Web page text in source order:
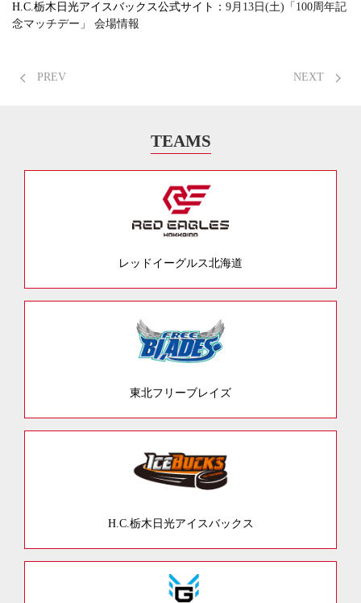
H.C.栃木日光アイスバックス公式サイト： 9月13日(土)「100周年記
念マッチデー」 会場情報
PREV NEXT
TEAMS
レッドイーグルス北海道
東北フリーブレイズ
H.C.栃木日光アイスバックス